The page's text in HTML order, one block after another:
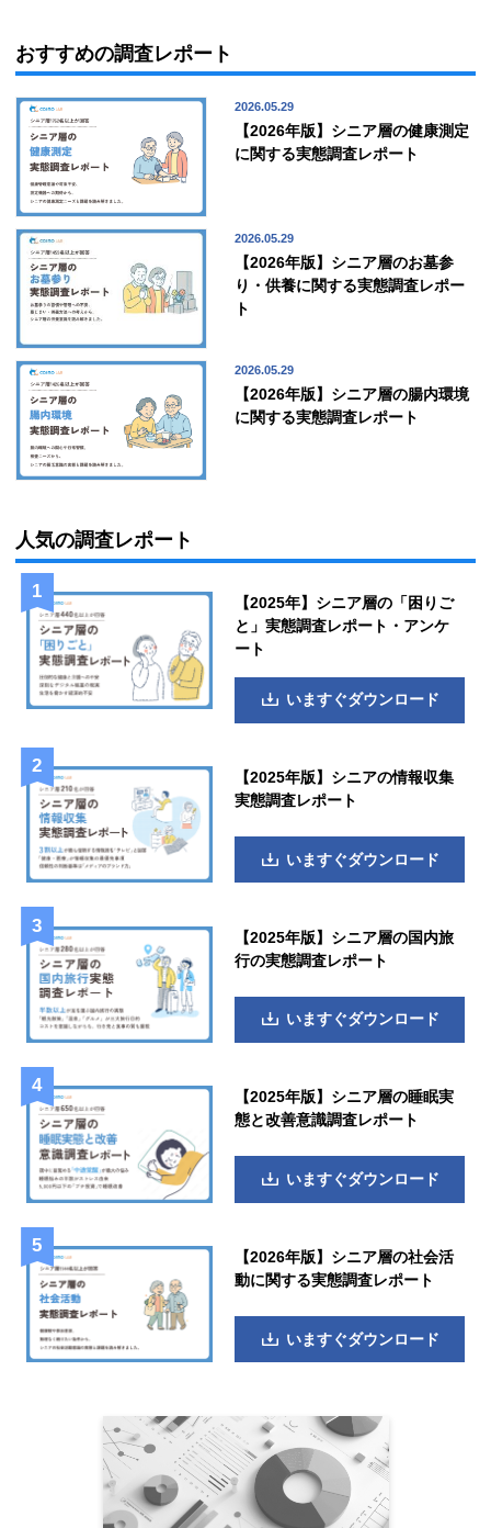
おすすめの調査レポート
【2026年版】シニア層の健康測定
に関する実態調査レポート
2026.05.29
【2026年版】シニア層のお墓参
り・供養に関する実態調査レポー
ト
2026.05.29
【2026年版】シニア層の腸内環境
に関する実態調査レポート
2026.05.29
人気の調査レポート
【2025年】シニア層の「困りご
と」実態調査レポート・アンケ
ート
いますぐダウンロード
【2025年版】シニアの情報収集
実態調査レポート
いますぐダウンロード
【2025年版】シニア層の国内旅
行の実態調査レポート
いますぐダウンロード
【2025年版】シニア層の睡眠実
態と改善意識調査レポート
いますぐダウンロード
【2026年版】シニア層の社会活
動に関する実態調査レポート
いますぐダウンロード